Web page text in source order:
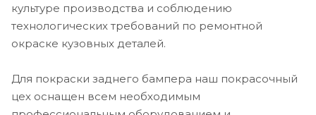
культуре производства и соблюдению
технологических требований по ремонтной
окраске кузовных деталей.
Для покраски заднего бампера наш покрасочный
цех оснащен всем необходимым